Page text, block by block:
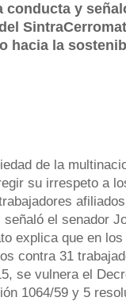
conducta y
hacia la
de la
su irrespeto a
el senador
explica que en
contra 31
se vulnera el
1064/59 y 5